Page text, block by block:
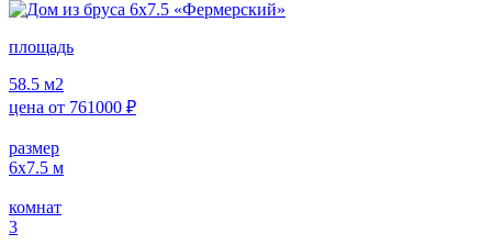
площадь
58.5 м2
цена от 761000 ₽
размер
6х7.5 м
комнат
3